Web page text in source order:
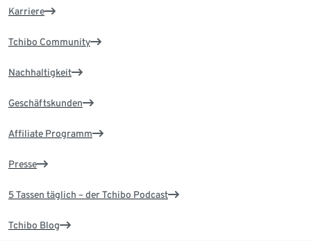
Karriere
Tchibo Community
Nachhaltigkeit
Geschäftskunden
Affiliate Programm
Presse
5 Tassen täglich – der Tchibo Podcast
Tchibo Blog